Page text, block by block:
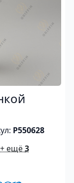
P550628
+ ещё3